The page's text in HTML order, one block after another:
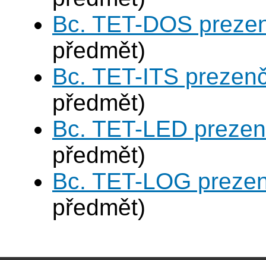
Bc. TET-DOS
předmět)
Bc. TET-ITS
předmět)
Bc. TET-LED
předmět)
Bc. TET-LOG
předmět)